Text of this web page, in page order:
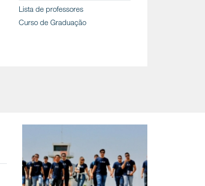
Lista de professores
Curso de Graduação